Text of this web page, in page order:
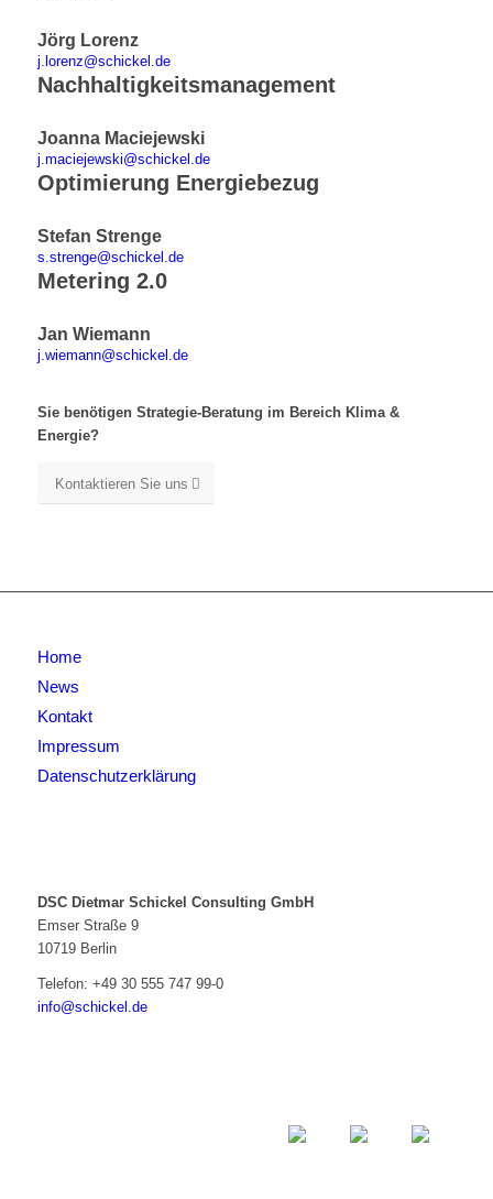
Jörg Lorenz
j.lorenz@schickel.de
Nachhaltigkeitsmanagement
Joanna Maciejewski
j.maciejewski@schickel.de
Optimierung Energiebezug
Stefan Strenge
s.strenge@schickel.de
Metering 2.0
Jan Wiemann
j.wiemann@schickel.de
Sie benötigen Strategie-Beratung im Bereich Klima &
Energie?
Kontaktieren Sie uns
Home
News
Kontakt
Impressum
Datenschutzerklärung
DSC Dietmar Schickel Consulting GmbH
Emser Straße 9
10719 Berlin
Telefon: +49 30 555 747 99-0
info@schickel.de